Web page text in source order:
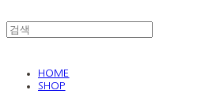
HOME
SHOP